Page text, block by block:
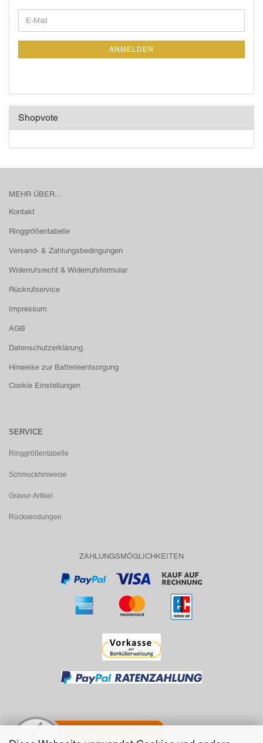
ZUR
E-
Mail
ANMELDEN
Shopvote
MEHR ÜBER...
Kontakt
Ringgrößentabelle
Versand- & Zahlungsbedingungen
Widerrufsrecht & Widerrufsformular
Rückrufservice
Impressum
AGB
Datenschutzerklärung
Hinweise zur Batterieentsorgung
Cookie Einstellungen
SERVICE
Ringgrößentabelle
Schmuckhinweise
Gravur-Artikel
Rücksendungen
ZAHLUNGSMÖGLICHKEITEN